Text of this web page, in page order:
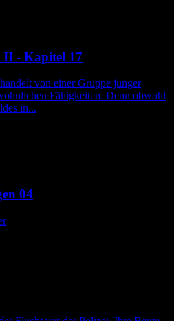
II - Kapitel 17
von einer Gruppe junger
Fähigkeiten. Denn obwohl
in...
04